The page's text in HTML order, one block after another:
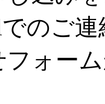
連絡
フォー